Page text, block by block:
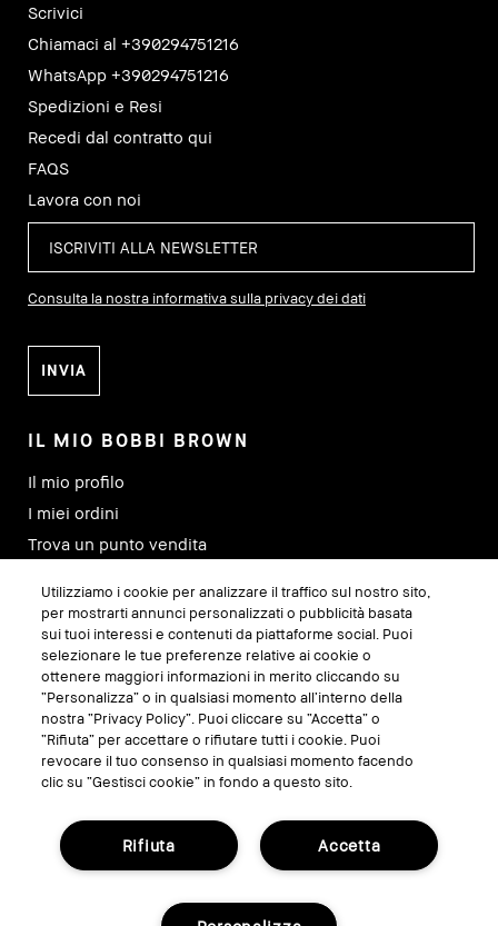
Scrivici
Chiamaci al +390294751216
WhatsApp +390294751216
Spedizioni e Resi
Recedi dal contratto qui
FAQS
Lavora con noi
Consulta la nostra informativa sulla privacy dei dati
IL MIO BOBBI BROWN
Il mio profilo
I miei ordini
Trova un punto vendita
SEGUICI SU
GESTISCI I COOKIE DEL SITO
Utilizziamo i cookie per analizzare il traffico sul nostro sito,
per mostrarti annunci personalizzati o pubblicità basata
sui tuoi interessi e contenuti da piattaforme social. Puoi
selezionare le tue preferenze relative ai cookie o
ottenere maggiori informazioni in merito cliccando su
“Personalizza” o in qualsiasi momento all’interno della
nostra “Privacy Policy”. Puoi cliccare su “Accetta” o
“Rifiuta” per accettare o rifiutare tutti i cookie. Puoi
revocare il tuo consenso in qualsiasi momento facendo
clic su “Gestisci cookie” in fondo a questo sito.
Accetta
Rifiuta